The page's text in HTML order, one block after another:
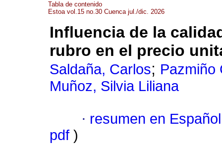
Tabla de contenido
Estoa vol.15 no.30 Cuenca jul./dic. 2026
Influencia de la
rubro en el precio
Saldaña, Carlos; Pazmiño
Muñoz, Silvia Liliana
· resumen en Español
pdf )